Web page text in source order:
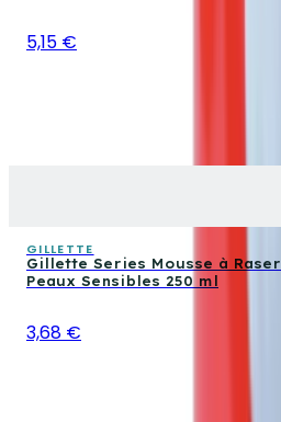
5,15 €
GILLETTE
Gillette Series Mousse à
Peaux Sensibles 250 ml
3,68 €